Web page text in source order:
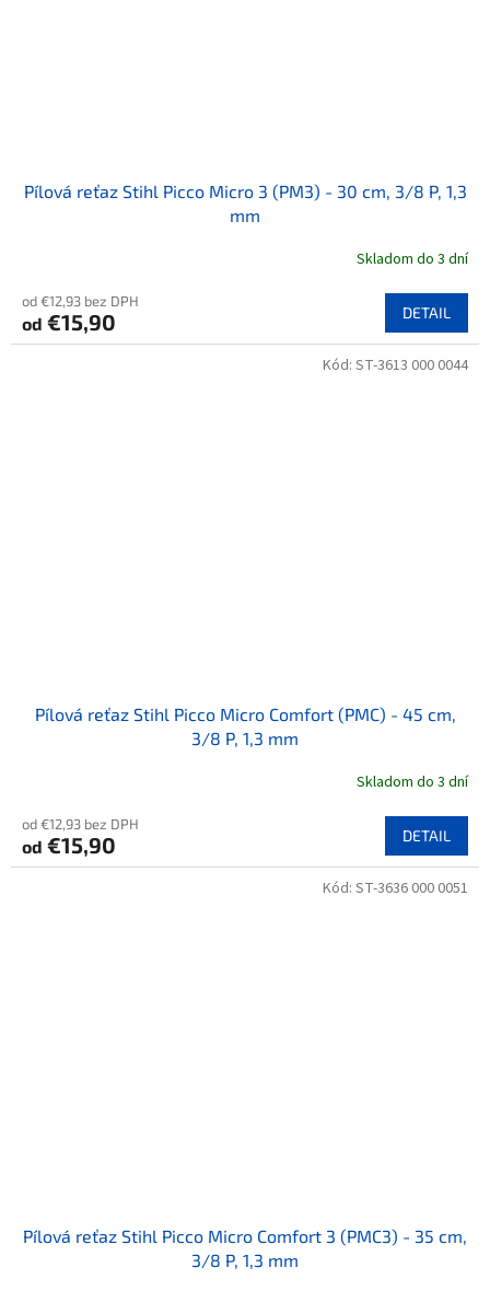
Pílová reťaz Stihl Picco Micro 3 (PM3) - 30 cm, 3/8 P, 1,3
mm
Skladom do 3 dní
od €12,93 bez DPH
od €15,90 DETAIL
Pílová reťaz Stihl Picco Micro Comfort (PMC) - 45 cm,
3/8 P, 1,3 mm
Skladom do 3 dní
od €12,93 bez DPH
od €15,90 DETAIL
Kód: ST-3613 000 0044
Pílová reťaz Stihl Picco Micro Comfort 3 (PMC3) - 35 cm,
3/8 P, 1,3 mm
Kód: ST-3636 000 0051